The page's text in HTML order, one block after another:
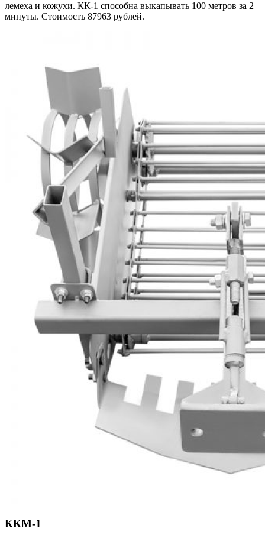
лемеха и кожухи. КК-1 способна выкапывать 100 метров за 2
минуты. Стоимость 87963 рублей.
ККМ-1